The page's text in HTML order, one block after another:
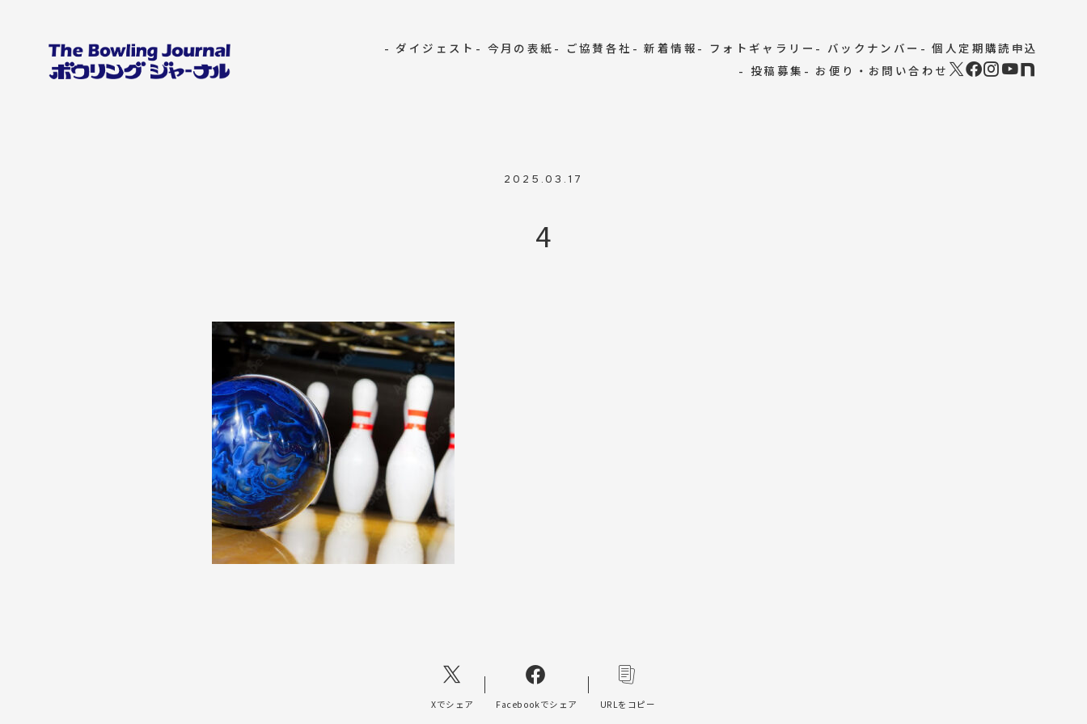
- ダイジェスト - 今月の表紙 - ご協賛各社 - 新着情報 - フォトギャラリー - バックナンバー - 個人定期購読申込
- 投稿募集 - お便り・お問い合わせ
2025.03.17
4
Xでシェア Facebookでシェア URLをコピー